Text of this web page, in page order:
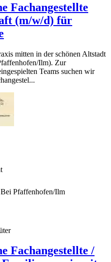
Fachangestellte
(m/w/d) für
mitten in der schönen Altstadt
Ilm). Zur
Teams suchen wir
Bei Pfaffenhofen/Ilm
Fachangestellte /